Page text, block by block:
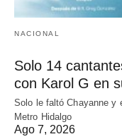
NACIONAL
Solo 14
con Karol G en
Solo le faltó Chayanne y
Metro Hidalgo
Ago 7, 2026